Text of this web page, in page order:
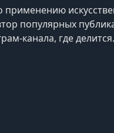
популярных
канала, где делится
для юриста» и